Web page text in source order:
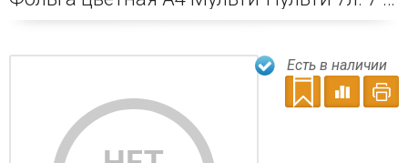
Есть в наличии